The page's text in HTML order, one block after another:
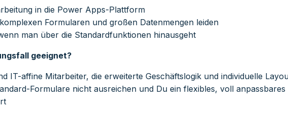
in die Power Apps-Plattform
Formularen und großen Datenmengen leiden
man über die Standardfunktionen hinausgeht
geeignet?
IT-affine Mitarbeiter, die erweiterte Geschäftslogik und individuelle
Formulare nicht ausreichen und Du ein flexibles, voll